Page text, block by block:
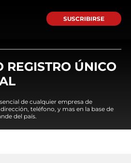
SUSCRIBIRSE
REGISTRO ÚNICO
de cualquier empresa de
teléfono, y mas en la base de
del país.